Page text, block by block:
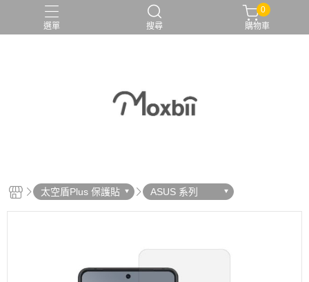
選單 搜尋
0
購物車
太空盾Plus 保護貼 ASUS 系列